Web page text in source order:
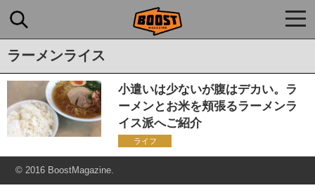
ラーメンライス
小遣いは少ないが腹はデカい。ラ
ーメンとお米を頬張るラーメンラ
イス派へご紹介
ライフ
© 2016 BoostMagazine.